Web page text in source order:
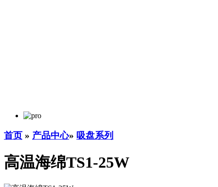
首页 » 产品中心» 吸盘系列
高温海绵TS1-25W